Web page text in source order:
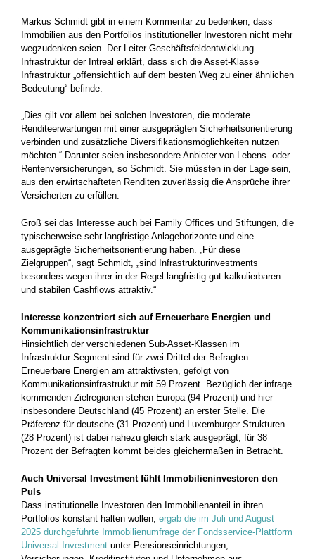
Markus Schmidt gibt in einem Kommentar zu bedenken, dass
Immobilien aus den Portfolios institutioneller Investoren nicht mehr
wegzudenken seien. Der Leiter Geschäftsfeldentwicklung
Infrastruktur der Intreal erklärt, dass sich die Asset-Klasse
Infrastruktur „offensichtlich auf dem besten Weg zu einer ähnlichen
Bedeutung“ befinde.
„Dies gilt vor allem bei solchen Investoren, die moderate
Renditeerwartungen mit einer ausgeprägten Sicherheitsorientierung
verbinden und zusätzliche Diversifikationsmöglichkeiten nutzen
möchten.“ Darunter seien insbesondere Anbieter von Lebens- oder
Rentenversicherungen, so Schmidt. Sie müssten in der Lage sein,
aus den erwirtschafteten Renditen zuverlässig die Ansprüche ihrer
Versicherten zu erfüllen.
Groß sei das Interesse auch bei Family Offices und Stiftungen, die
typischerweise sehr langfristige Anlagehorizonte und eine
ausgeprägte Sicherheitsorientierung haben. „Für diese
Zielgruppen“, sagt Schmidt, „sind Infrastrukturinvestments
besonders wegen ihrer in der Regel langfristig gut kalkulierbaren
und stabilen Cashflows attraktiv.“
Interesse konzentriert sich auf Erneuerbare Energien und
Kommunikationsinfrastruktur
Hinsichtlich der verschiedenen Sub-Asset-Klassen im
Infrastruktur-Segment sind für zwei Drittel der Befragten
Erneuerbare Energien am attraktivsten, gefolgt von
Kommunikationsinfrastruktur mit 59 Prozent. Bezüglich der infrage
kommenden Zielregionen stehen Europa (94 Prozent) und hier
insbesondere Deutschland (45 Prozent) an erster Stelle. Die
Präferenz für deutsche (31 Prozent) und Luxemburger Strukturen
(28 Prozent) ist dabei nahezu gleich stark ausgeprägt; für 38
Prozent der Befragten kommt beides gleichermaßen in Betracht.
Auch Universal Investment fühlt Immobilieninvestoren den
Puls
Dass institutionelle Investoren den Immobilienanteil in ihren
Portfolios konstant halten wollen, ergab die im Juli und August
2025 durchgeführte Immobilienumfrage der Fondsservice-Plattform
Universal Investment unter Pensionseinrichtungen,